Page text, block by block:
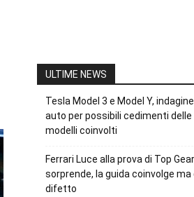
ULTIME NEWS
Tesla Model 3 e Model Y,
auto per possibili cedimenti delle
modelli coinvolti
Ferrari Luce alla prova di Top
sorprende, la guida coinvolge ma
difetto